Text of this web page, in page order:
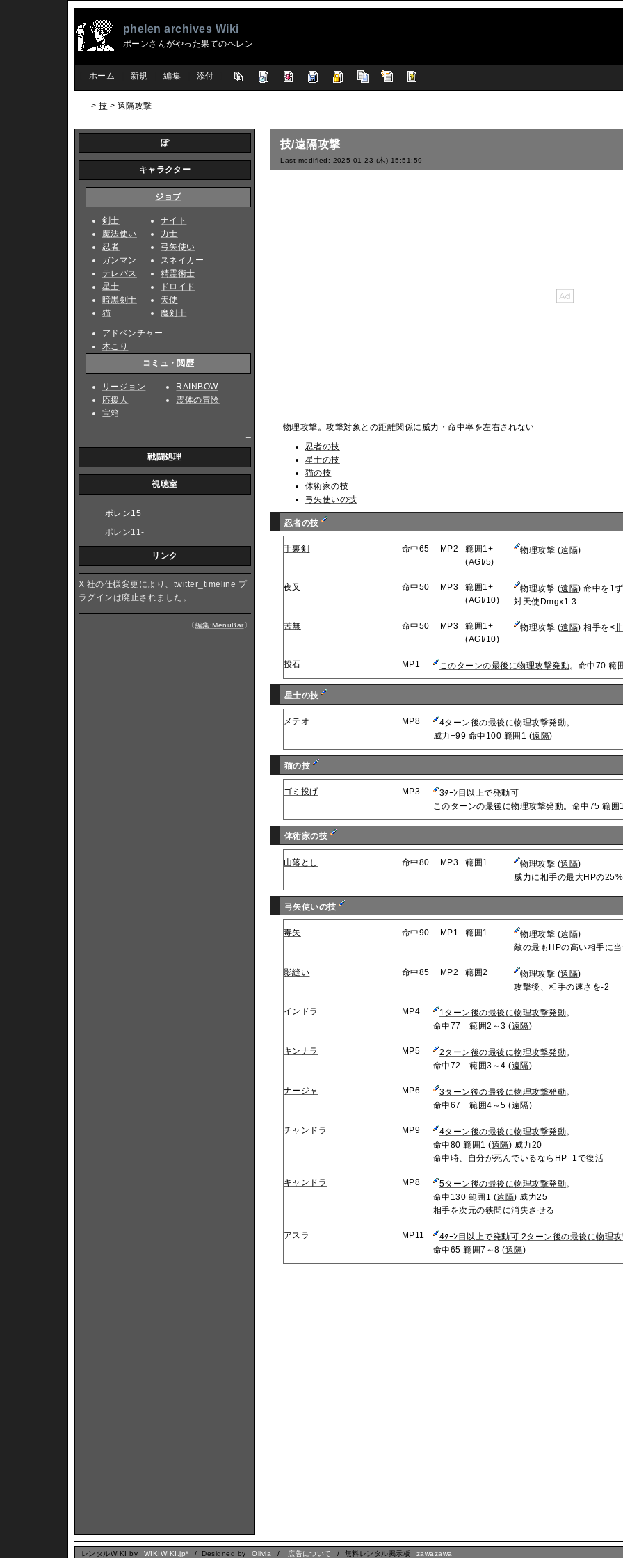
phelen archives Wiki
ポーンさんがやった果てのヘレン
ホーム 新規 編集 添付
> 技 > 遠隔攻撃
技/遠隔攻撃
Last-modified: 2025-01-23 (木) 15:51:59
物理攻撃。攻撃対象との距離関係に威力・命中率を左右されない
忍者の技
星士の技
猫の技
体術家の技
弓矢使いの技
忍者の技
手裏剣 命中65 MP2
範囲1+
(AGI/5)
物理攻撃 (遠隔)
夜叉 命中50 MP3
範囲1+
(AGI/10)
物理攻撃 (遠隔) 命中を1
対天使Dmgx1.3
苦無 命中50 MP3
範囲1+
(AGI/10)
物理攻撃 (遠隔) 相手を<
投石 MP1 このターンの最後に物理攻撃発動。命中70 範
星士の技
メテオ MP8
4ターン後の最後に物理攻撃発動。
威力+99 命中100 範囲1 (遠隔)
猫の技
ゴミ投げ MP3
3ﾀｰﾝ目以上で発動可
このターンの最後に物理攻撃発動。命中75 範囲
体術家の技
山落とし 命中80 MP3 範囲1 物理攻撃 (遠隔)
威力に相手の最大HPの
弓矢使いの技
毒矢 命中90 MP1 範囲1 物理攻撃 (遠隔)
敵の最もHPの高い相手に
影縫い 命中85 MP2 範囲2 物理攻撃 (遠隔)
攻撃後、相手の速さを-2
インドラ MP4 1ターン後の最後に物理攻撃発動。
命中77 範囲2～3 (遠隔)
キンナラ MP5 2ターン後の最後に物理攻撃発動。
命中72 範囲3～4 (遠隔)
ナージャ MP6 3ターン後の最後に物理攻撃発動。
命中67 範囲4～5 (遠隔)
チャンドラ MP9 4ターン後の最後に物理攻撃発動。
命中80 範囲1 (遠隔) 威力20
命中時、自分が死んでいるなら HP=1で復活
キャンドラ MP8 5ターン後の最後に物理攻撃発動。
命中130 範囲1 (遠隔) 威力25
相手を次元の狭間に消失させる
アスラ MP11
4ﾀｰﾝ目以上で発動可 2ターン後の最後に物理
命中65 範囲7～8 (遠隔)
ぽ
キャラクター
ジョブ
剣士
魔法使い
忍者
ガンマン
テレパス
星士
暗黒剣士
猫
ナイト
力士
弓矢使い
スネイカー
精霊術士
ドロイド
天使
魔剣士
アドベンチャー
木こり
コミュ・閲歴
リージョン
応援人
宝箱
RAINBOW
霊体の冒険
戦闘処理
視聴室
ポレン15
ポレン11-
リンク
X 社の仕様変更により、twitter_timeline プ
ラグインは廃止されました。
〔編集:MenuBar〕
レンタルWIKI by WIKIWIKI.jp* / Designed by Olivia / 広告について / 無料レンタル掲示板 zawazawa